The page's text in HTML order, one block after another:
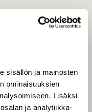
sisällön ja mainosten
ominaisuuksien
Lisäksi
ja analytiikka-
parasta juttua
uutiskirje